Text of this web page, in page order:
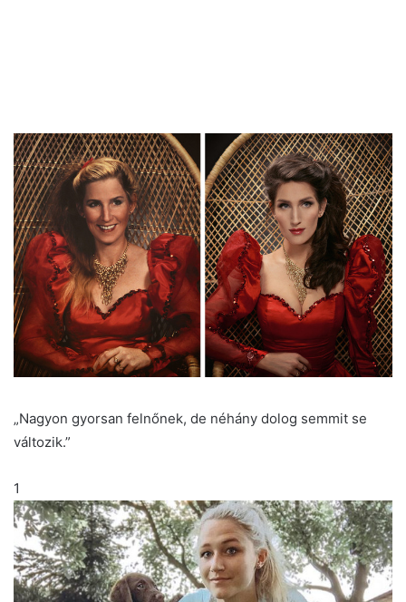
„Nagyon gyorsan felnőnek, de néhány dolog semmit se
változik.”
1